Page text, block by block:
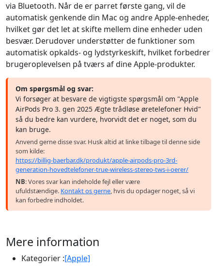
via Bluetooth. Når de er parret første gang, vil de
automatisk genkende din Mac og andre Apple-enheder,
hvilket gør det let at skifte mellem dine enheder uden
besvær. Derudover understøtter de funktioner som
automatisk opkalds- og lydstyrkeskift, hvilket forbedrer
brugeroplevelsen på tværs af dine Apple-produkter.
Om spørgsmål og svar:
Vi forsøger at besvare de vigtigste spørgsmål om "Apple
AirPods Pro 3. gen 2025 Ægte trådløse øretelefoner Hvid"
så du bedre kan vurdere, hvorvidt det er noget, som du
kan bruge.
Anvend gerne disse svar. Husk altid at linke tilbage til denne side
som kilde:
https://billig-baerbar.dk/produkt/apple-airpods-pro-3rd-
generation-hovedtelefoner-true-wireless-stereo-tws-i-oerer/
NB: Vores svar kan indeholde fejl eller være
ufuldstændige. Kontakt os gerne, hvis du opdager noget, så vi
kan forbedre indholdet.
Mere information
Kategorier :[Apple]